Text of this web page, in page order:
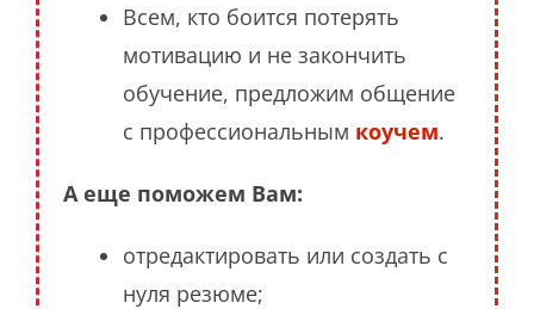
Всем, кто боится потерять
мотивацию и не закончить
обучение, предложим общение
с профессиональным коучем.
А еще поможем Вам:
отредактировать или создать с
нуля резюме;